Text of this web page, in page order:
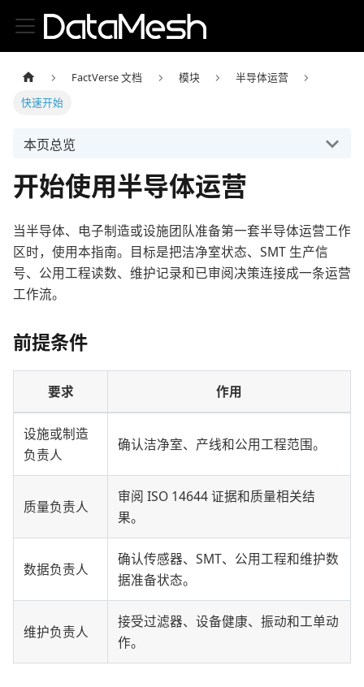
FactVerse 文档 模块
半导体运营
快速开始
本页总览
开始使用半导体运营
当半导体、电子制造或设施团队准备第一套半导体运营工作
区时，使用本指南。目标是把洁净室状态、SMT 生产信
号、公用工程读数、维护记录和已审阅决策连接成一条运营
工作流。
前提条件
要求 作用
设施或制造
负责人
确认洁净室、产线和公用工程范围。
质量负责人
审阅 ISO 14644 证据和质量相关结
果。
数据负责人
确认传感器、SMT、公用工程和维护数
据准备状态。
维护负责人
接受过滤器、设备健康、振动和工单动
作。